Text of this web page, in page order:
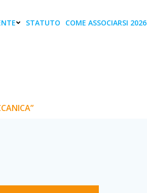
STATUTO COME ASSOCIARSI 2026